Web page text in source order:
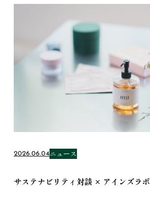
2026.06.04ニュース
サステナビリティ対談 × アインズラボ